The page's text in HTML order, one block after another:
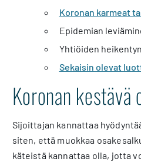
Koronan karmeat
Epidemian
Yhtiöiden
Sekaisin olevat
Koronan kestävä
Sijoittajan kannattaa
siten, että muokkaa
käteistä kannattaa olla, jotta